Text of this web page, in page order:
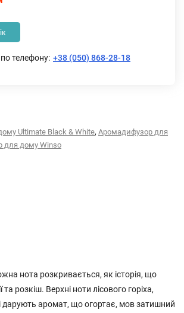
телефону: +38 (050) 868-28-18
Ultimate Black & White, Аромадифузор для
для дому Winso
нота розкривається, як історія, що
та розкіш. Верхні ноти лісового горіха,
дарують аромат, що огортає, мов затишний